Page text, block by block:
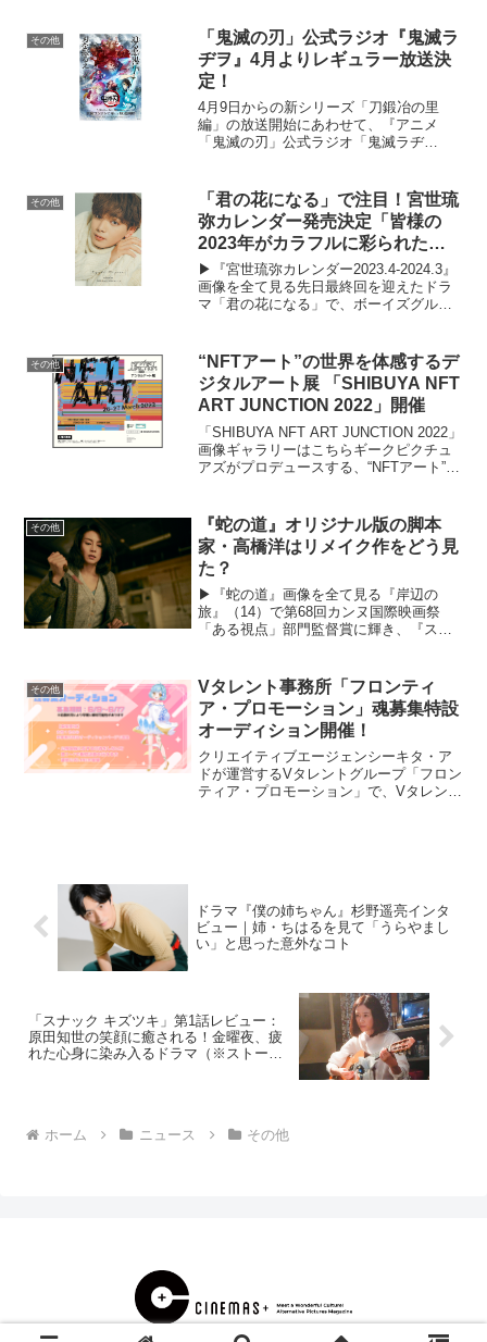
その他
「鬼滅の刃」公式ラジオ『鬼滅ラ
ヂヲ』4月よりレギュラー放送決
定！
4月9日からの新シリーズ「刀鍛冶の里
編」の放送開始にあわせて、『アニメ
「鬼滅の刃」公式ラジオ「鬼滅ラヂ
定した。本番組のパーソナリティは、竈
門炭治郎役の花江夏樹と、...
その他
「君の花になる」で注目！宮世琉
弥カレンダー発売決定「皆様の
2023年がカラフルに彩られた
ら」
▶︎『宮世琉弥カレンダー2023.4-2024.3』
画像を全て見る先日最終回を迎えたドラ
マ「君の花になる」で、ボーイズグルー
琉弥カレンダー2023.4-2024.3...
その他
“NFTアート”の世界を体感するデ
ジタルアート展 「SHIBUYA NFT
ART JUNCTION 2022」開催
「SHIBUYA NFT ART JUNCTION 2022」
画像ギャラリーはこちらギークピクチュ
アズがプロデュースする、“NFTアート”の
が、3...
その他
『蛇の道』オリジナル版の脚本
家・高橋洋はリメイク作をどう見
た？
▶︎『蛇の道』画像を全て見る『岸辺の
旅』（14）で第68回カンヌ国際映画祭
「ある視点」部門監督賞に輝き、『スパ
『Chime』（24）のワールド・プレミア
を第74回ベル...
その他
Vタレント事務所「フロンティ
ア・プロモーション」魂募集特設
オーディション開催！
クリエイティブエージェンシーキタ・ア
ドが運営するVタレントグループ「フロン
ティア・プロモーション」で、Vタレント
ドラマ『僕の姉ちゃん』杉野遥亮インタ
ビュー｜姉・ちはるを見て「うらやまし
い」と思った意外なコト
「スナック キズツキ」第1話レビュー：
原田知世の笑顔に癒される！金曜夜、疲
れた心身に染み入るドラマ（※ストーリ
ホーム ニュース その他